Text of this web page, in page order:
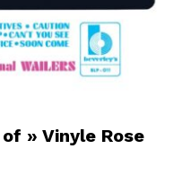
» Vinyle Rose